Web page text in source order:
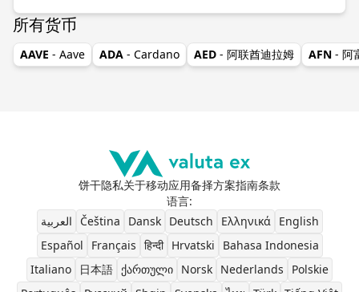
所有货币
AAVE - Aave ADA - Cardano AED - 阿联酋迪拉姆 AFN - 阿
饼干隐私关于移动应用备择方案指南条款
语言:
العربية
Čeština Dansk Deutsch Ελληνικά
English
Español
Français हिन्दी Hrvatski
Bahasa Indonesia
Italiano
日本語 ქართული Norsk Nederlands
Polskie